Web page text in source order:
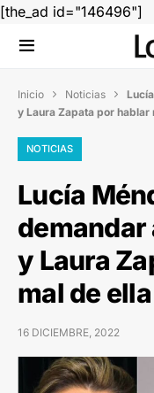
[the_ad id="146496"]
Inicio  Noticias 
y Laura Zapata por hablar
NOTICIAS
Lucía
demandar
y Laura
mal de ella
16 DICIEMBRE, 2022